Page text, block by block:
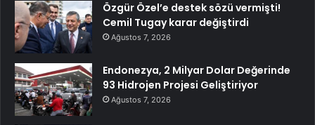
Özgür Özel’e destek sözü vermişti!
Cemil Tugay karar değiştirdi
Ağustos 7, 2026
Endonezya, 2 Milyar Dolar Değerinde
93 Hidrojen Projesi Geliştiriyor
Ağustos 7, 2026